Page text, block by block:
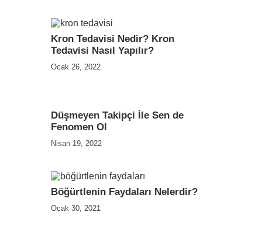
Kron Tedavisi Nedir? Kron
Tedavisi Nasıl Yapılır?
Ocak 26, 2022
Düşmeyen Takipçi İle Sen de
Fenomen Ol
Nisan 19, 2022
Böğürtlenin Faydaları Nelerdir?
Ocak 30, 2021